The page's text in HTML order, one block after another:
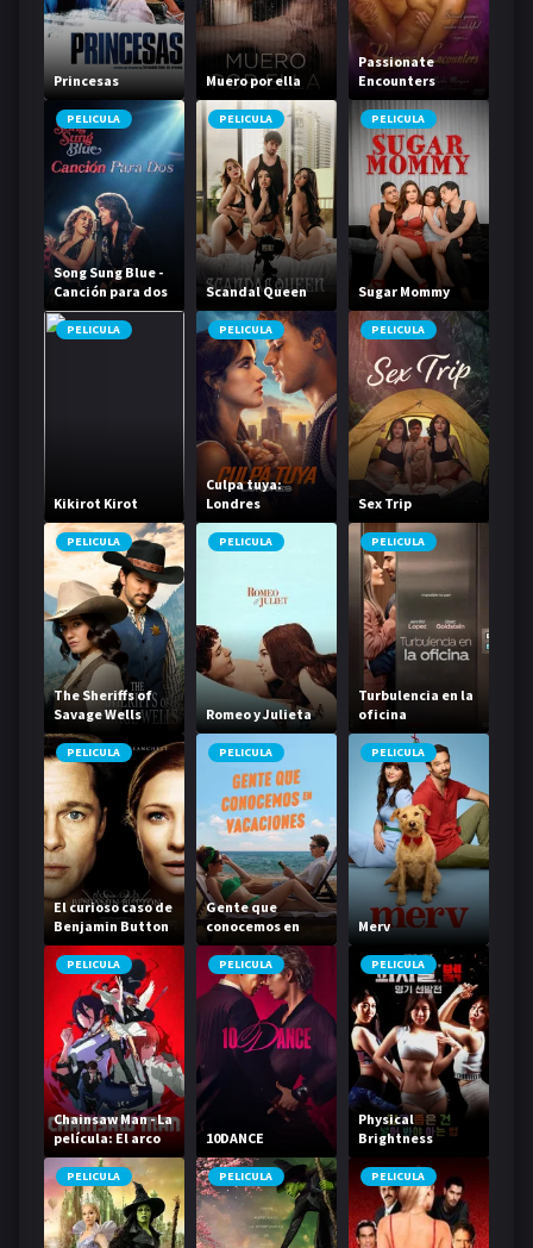
Princesas Muero por ella
Passionate
Encounters
PELICULA
Song Sung Blue -
Canción para dos
PELICULA
Scandal Queen
PELICULA
Sugar Mommy
PELICULA
Kikirot Kirot
PELICULA
Culpa tuya:
Londres
PELICULA
Sex Trip
PELICULA
The Sheriffs of
Savage Wells
PELICULA
Romeo y Julieta
PELICULA
Turbulencia en la
oficina
PELICULA
El curioso caso de
Benjamin Button
PELICULA
Gente que
conocemos en
vacaciones
PELICULA
Merv
PELICULA
Chainsaw Man - La
película: El arco
de Reze
PELICULA
10DANCE
PELICULA
Physical
Brightness
PELICULA PELICULA PELICULA